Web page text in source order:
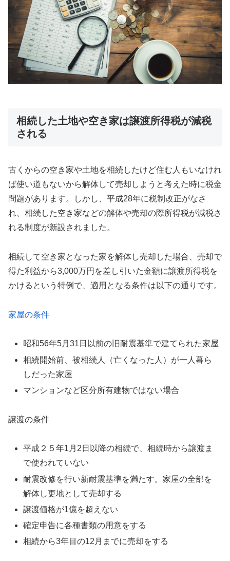
相続した土地や空き家は譲渡所得税が減税
される
古くからの空き家や土地を相続したけど住む人もいなけれ
ば使い道もないから解体して売却しようと考えた時に税金
問題があります。しかし、平成28年に税制改正がなさ
れ、相続した空き家などの解体や売却の際所得税が減税さ
れる制度が新設されました。
相続して空き家となった家を解体し売却した場合、売却で
得た利益から3,000万円を差し引いた金額に譲渡所得税を
かけるという特例で、適用となる条件は以下の通りです。
家屋の条件
昭和56年5月31日以前の旧耐震基準で建てられた家屋
相続開始前、被相続人（亡くなった人）が一人暮ら
しだった家屋
マンションなど区分所有建物ではない場合
譲渡の条件
平成２５年1月2日以降の相続で、相続時から譲渡ま
で使われていない
耐震改修を行い新耐震基準を満たす。家屋の全部を
解体し更地として売却する
譲渡価格が1億を超えない
確定申告に各種書類の用意をする
相続から3年目の12月までに売却をする